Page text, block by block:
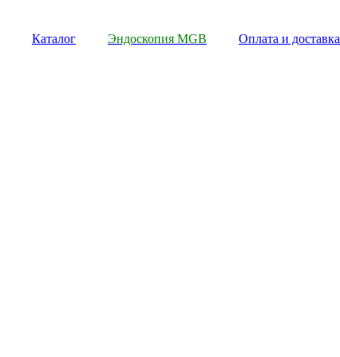
Каталог Эндоскопия MGB Оплата и доставка